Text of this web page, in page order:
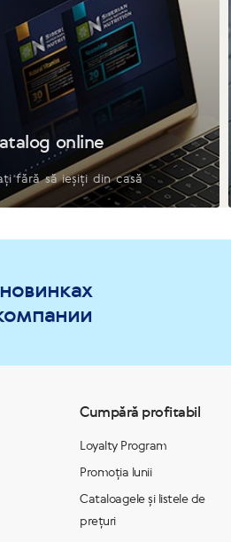
online
fără să ieșiți din casă
Cumpără profitabil
Loyalty Program
Promoția lunii
Cataloagele și listele de
prețuri